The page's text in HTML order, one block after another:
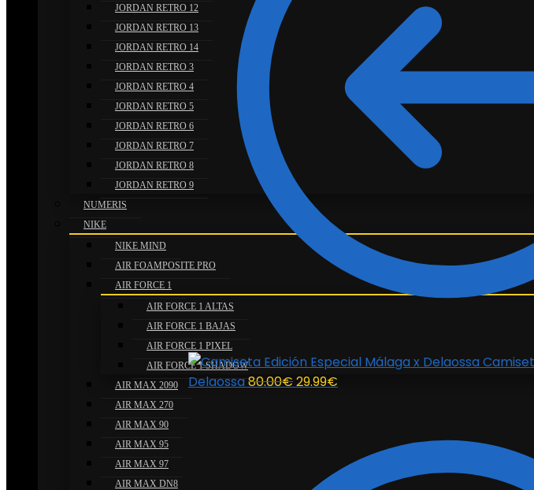
JORDAN RETRO 12
JORDAN RETRO 13
JORDAN RETRO 14
JORDAN RETRO 3
JORDAN RETRO 4
JORDAN RETRO 5
JORDAN RETRO 6
JORDAN RETRO 7
JORDAN RETRO 8
JORDAN RETRO 9
NUMERIS
NIKE
NIKE MIND
AIR FOAMPOSITE PRO
AIR FORCE 1
AIR FORCE 1 ALTAS
AIR FORCE 1 BAJAS
AIR FORCE 1 PIXEL
AIR FORCE 1 SHADOW
AIR MAX 2090
AIR MAX 270
AIR MAX 90
AIR MAX 95
AIR MAX 97
AIR MAX DN8
Delaossa80.00€El
29.99€El
29.99€.